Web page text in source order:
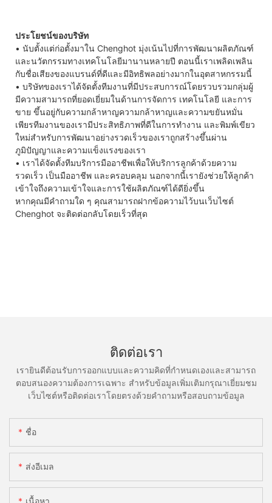
ประโยชน์ของบริษัท
• นับตั้งแต่ก่อตั้งมาใน Chenghot มุ่งเน้นไปที่การพัฒนาผลิตภัณฑ์
และนวัตกรรมทางเทคโนโลยีมานานหลายปี ตอนนี้เราเพลิดเพลิน
กับชื่อเสียงของแบรนด์ที่ดีและมีอิทธิพลอย่างมากในอุตสาหกรรมนี้
• บริษัทของเราได้จัดตั้งทีมงานที่มีประสบการณ์โดยรวบรวมกลุ่มผู้
มีความสามารถที่ยอดเยี่ยมในด้านการจัดการ เทคโนโลยี และการ
ขาย ขึ้นอยู่กับความกล้าหาญความกล้าหาญและความขยันหมั่น
เพียรทีมงานของเรามีประสิทธิภาพที่ดีในการทำงาน และพิมพ์เขียว
ใหม่สำหรับการพัฒนาอย่างรวดเร็วของเราถูกสร้างขึ้นผ่าน
ภูมิปัญญาและความแข็งแรงของเรา
• เราได้จัดตั้งทีมบริการมืออาชีพเพื่อให้บริการลูกค้าด้วยความ
รวดเร็ว เป็นมืออาชีพ และครอบคลุม นอกจากนี้เรายังช่วยให้ลูกค้า
เข้าใจถึงความเข้าใจและการใช้ผลิตภัณฑ์ได้ดียิ่งขึ้น
หากคุณมีคำถามใด ๆ คุณสามารถฝากข้อความไว้บนเว็บไซต์
Chenghot จะติดต่อกลับโดยเร็วที่สุด
ติดต่อเรา
เรายินดีต้อนรับการออกแบบและความคิดที่กำหนดเองและสามารถ
ตอบสนองความต้องการเฉพาะ สำหรับข้อมูลเพิ่มเติมกรุณาเยี่ยมชม
เว็บไซต์หรือติดต่อเราโดยตรงด้วยคำถามหรือสอบถามข้อมูล
ชื่อ
ส่งอีเมล